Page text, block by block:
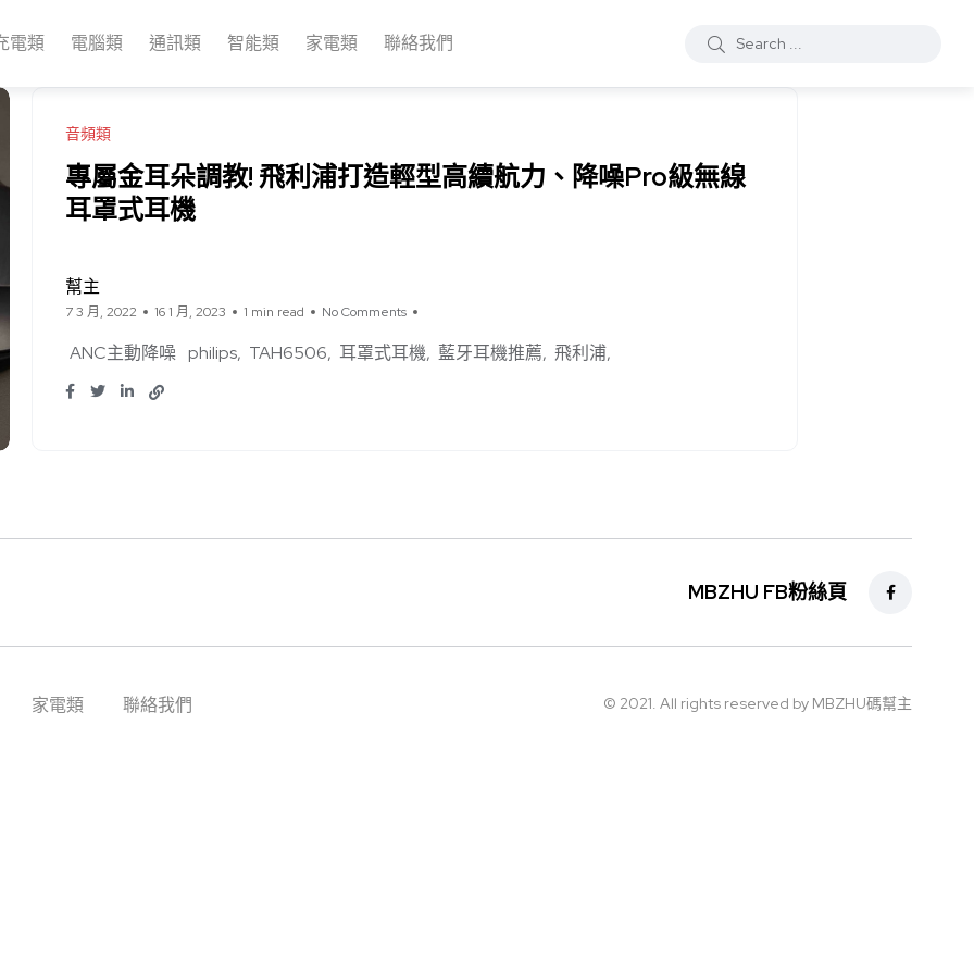
電類 電腦類 通訊類 智能類 家電類 聯絡我們
音頻類
專屬金耳朵調教! 飛利浦打造輕型高續航力、降噪Pro級無線
耳罩式耳機
幫主
7 3 月, 2022 16 1 月, 2023 1 min read No Comments
ANC主動降噪 philips TAH6506 耳罩式耳機 藍牙耳機推薦 飛利浦
MBZHU FB粉絲頁
家電類 聯絡我們 © 2021. All rights reserved by MBZHU碼幫主